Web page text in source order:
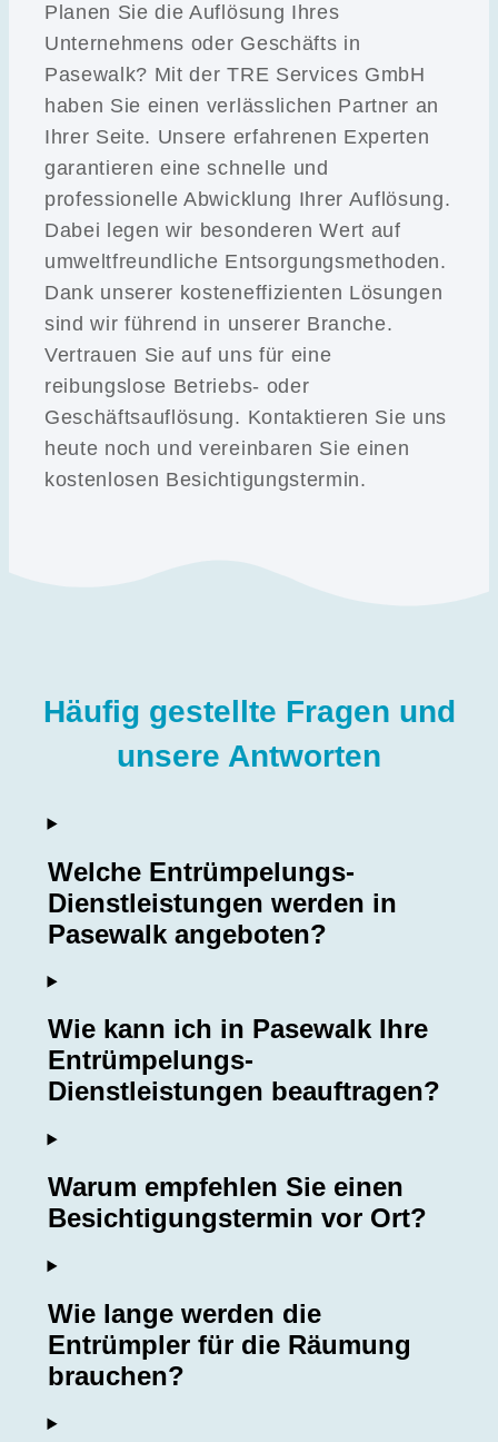
Planen Sie die Auflösung Ihres
Unternehmens oder Geschäfts in
Pasewalk? Mit der TRE Services GmbH
haben Sie einen verlässlichen Partner an
Ihrer Seite. Unsere erfahrenen Experten
garantieren eine schnelle und
professionelle Abwicklung Ihrer Auflösung.
Dabei legen wir besonderen Wert auf
umweltfreundliche Entsorgungsmethoden.
Dank unserer kosteneffizienten Lösungen
sind wir führend in unserer Branche.
Vertrauen Sie auf uns für eine
reibungslose Betriebs- oder
Geschäftsauflösung. Kontaktieren Sie uns
heute noch und vereinbaren Sie einen
kostenlosen Besichtigungstermin.
Häufig gestellte Fragen und
unsere Antworten
Welche Entrümpelungs-
Dienstleistungen werden in
Pasewalk angeboten?
Wie kann ich in Pasewalk Ihre
Entrümpelungs-
Dienstleistungen beauftragen?
Warum empfehlen Sie einen
Besichtigungstermin vor Ort?
Wie lange werden die
Entrümpler für die Räumung
brauchen?